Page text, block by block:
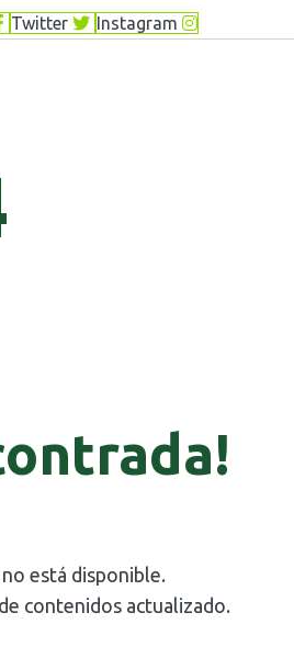
Twitter Instagram
está disponible.
contenidos actualizado.